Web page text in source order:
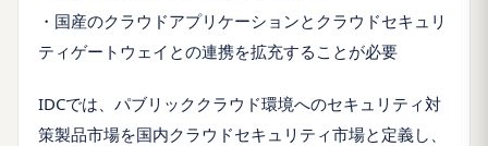
・国産のクラウドアプリケーションとクラウドセキュリ
ティゲートウェイとの連携を拡充することが必要
IDCでは、パブリッククラウド環境へのセキュリティ対
策製品市場を国内クラウドセキュリティ市場と定義し、